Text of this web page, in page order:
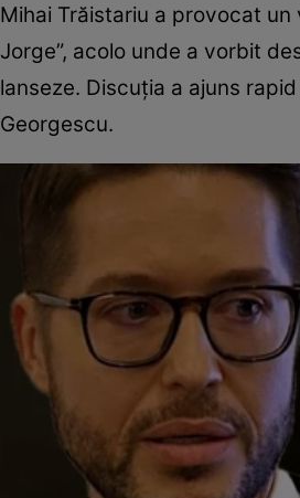
Mihai Trăistariu a provocat un
Jorge”, acolo unde a vorbit
lanseze. Discuția a ajuns
Georgescu.